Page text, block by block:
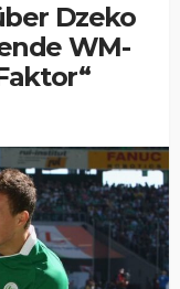
Dzeko
WM-